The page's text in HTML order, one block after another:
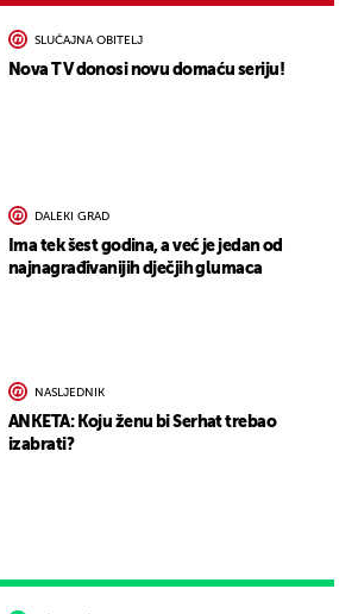
SLUČAJNA OBITELJ
Nova TV donosi novu domaću seriju!
DALEKI GRAD
Ima tek šest godina, a već je jedan od
najnagrađivanijih dječjih glumaca
NASLJEDNIK
ANKETA: Koju ženu bi Serhat trebao
izabrati?